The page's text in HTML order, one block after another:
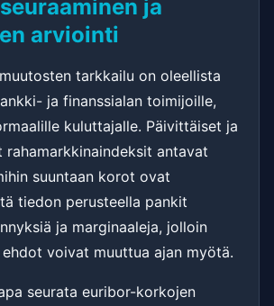
ja
arviointi
tarkkailu on oleellista
ja finanssialan toimijoille,
kuluttajalle. Päivittäiset ja
rahamarkkinaindeksit antavat
suuntaan korot ovat
tiedon perusteella pankit
ja marginaaleja, jolloin
voivat muuttua ajan myötä.
seurata euribor-korkojen